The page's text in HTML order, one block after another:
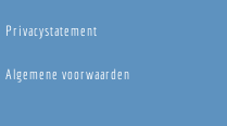
Privacystatement
Algemene voorwaarden